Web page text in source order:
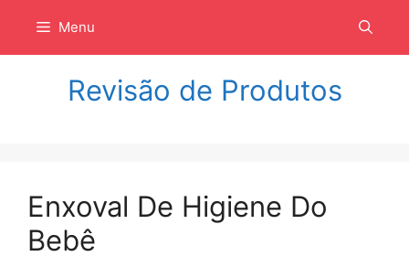
isi
Menu
Revisão de Produtos
Enxoval De Higiene Do
Bebê